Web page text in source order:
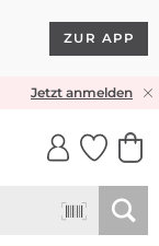
ZUR APP
Jetzt anmelden